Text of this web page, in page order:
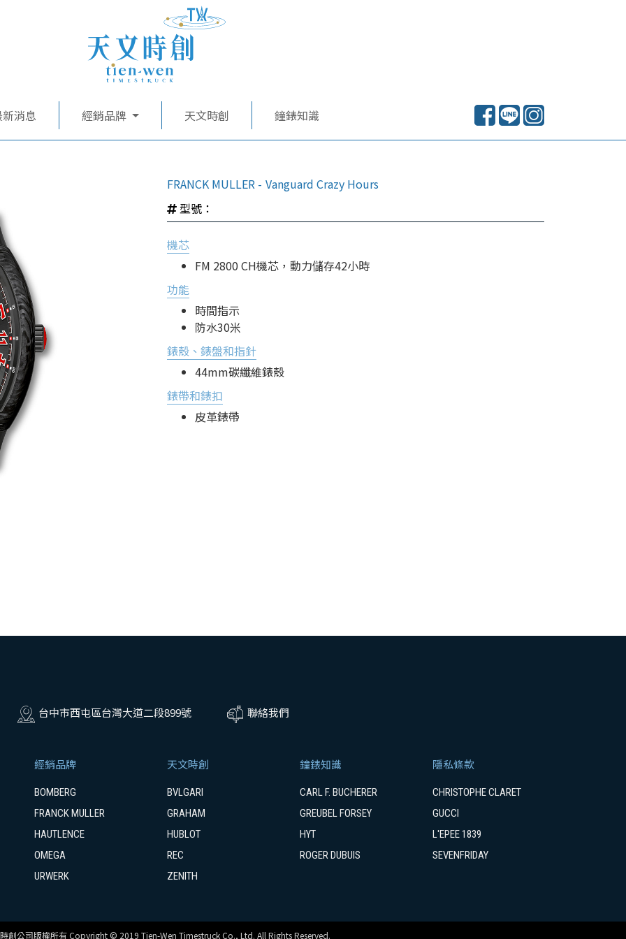
消息 經銷品牌 天文時創 鐘錶知識
FRANCK MULLER
Vanguard Crazy Hours
型號：
機芯
FM 2800 CH機芯，動力儲存42小時
功能
時間指示
防水30米
錶殼、錶盤和指針
44mm碳纖維錶殼
錶帶和錶扣
皮革錶帶
台中市西屯區台灣大道二段899號 聯絡我們
經銷品牌 天文時創 鐘錶知識 隱私條款
BOMBERG BVLGARI CARL F. BUCHERER
CHRISTOPHE CLARET
FRANCK MULLER
GRAHAM GREUBEL FORSEY
GUCCI
HAUTLENCE
HUBLOT HYT
L'EPEE 1839
OMEGA
REC ROGER DUBUIS
SEVENFRIDAY
URWERK
ZENITH
創公司版權所有 Copyright © 2019 Tien-Wen Timestruck Co., Ltd. All Rights Reserved.